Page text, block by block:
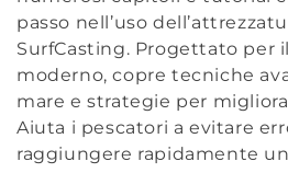
i
o
n
e
passo nell’uso
SurfCasting. Progettato per
moderno, copre tecniche
mare e strategie per
Aiuta i pescatori a evitare
raggiungere rapidamente